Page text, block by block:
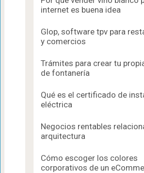
internet es buena idea
Glop, software tpv para
y comercios
Trámites para crear tu
de fontanería
Qué es el certificado de
eléctrica
Negocios rentables
arquitectura
Cómo escoger los colores
corporativos de un